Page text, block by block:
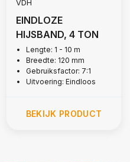
VDH
EINDLOZE
HIJSBAND, 4 TON
Lengte: 1 - 10 m
Breedte: 120 mm
Gebruiksfactor: 7:1
Uitvoering: Eindloos
BEKIJK PRODUCT